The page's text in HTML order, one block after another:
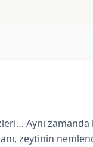
Aynı
zeytinin